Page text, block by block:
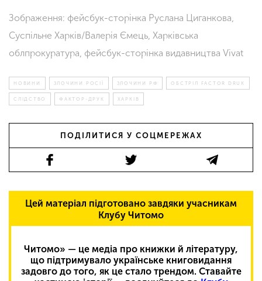
Зображення: фейсбук-сторінка Руслана Циганкова,
Суспільне Харків/Валерія Ємець, Харківська
облпрокуратура, фейсбук-сторінка видавництва Vivat
НОВИНИ ЗЛОЧИНИ РОСІЇ ЗЛОЧИНИ РФ ОБСТРІЛ FACTOR DRUK
СЛІДСТВО ФАКТОР-ДРУК ХАРКІВ
ПОДІЛИТИСЯ У СОЦМЕРЕЖАХ
Цей матеріал підготовано завдяки учасникам
Клубу Читомо
Читомо» — це медіа про книжки й літературу,
що підтримувало українське книговидання
задовго до того, як це стало трендом. Ставайте